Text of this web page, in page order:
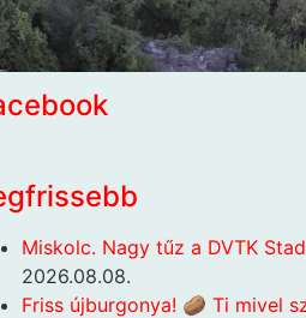
Miskolc. Nagy tűz a DVTK
2026.08.08.
Friss újburgonya! 🥔 Ti mivel